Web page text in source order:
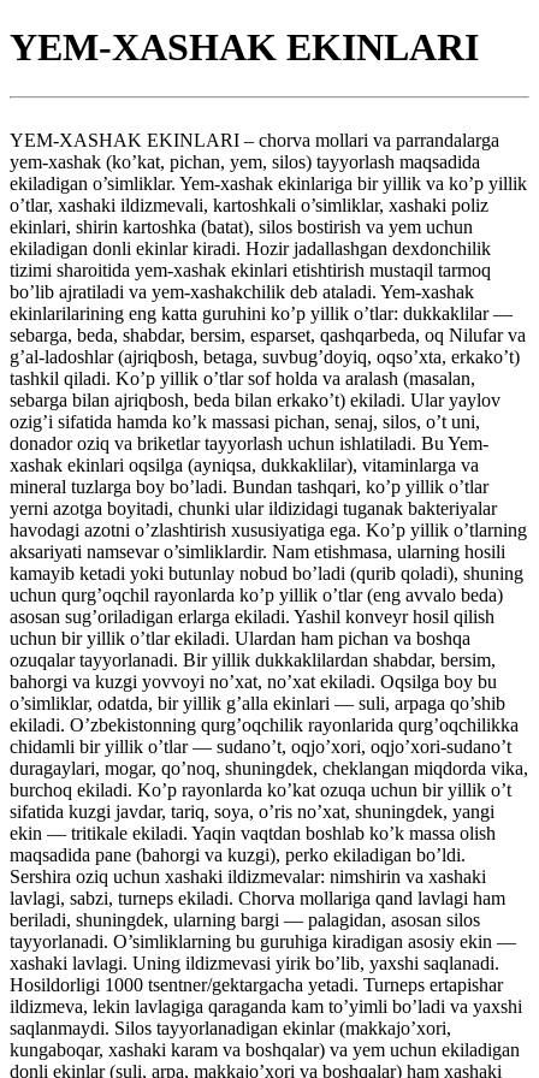
YEM-XASHAK EKINLARI
YEM-XASHAK EKINLARI – chorva mollari va parrandalarga
yem-xashak (ko’kat, pichan, yem, silos) tayyorlash maqsadida
ekiladigan o’simliklar. Yem-xashak ekinlariga bir yillik va ko’p yillik
o’tlar, xashaki ildizmevali, kartoshkali o’simliklar, xashaki poliz
ekinlari, shirin kartoshka (batat), silos bostirish va yem uchun
ekiladigan donli ekinlar kiradi. Hozir jadallashgan dexdonchilik
tizimi sharoitida yem-xashak ekinlari etishtirish mustaqil tarmoq
bo’lib ajratiladi va yem-xashakchilik deb ataladi. Yem-xashak
ekinlarilarining eng katta guruhini ko’p yillik o’tlar: dukkaklilar —
sebarga, beda, shabdar, bersim, esparset, qashqarbeda, oq Nilufar va
g’al-ladoshlar (ajriqbosh, betaga, suvbug’doyiq, oqso’xta, erkako’t)
tashkil qiladi. Ko’p yillik o’tlar sof holda va aralash (masalan,
sebarga bilan ajriqbosh, beda bilan erkako’t) ekiladi. Ular yaylov
ozig’i sifatida hamda ko’k massasi pichan, senaj, silos, o’t uni,
donador oziq va briketlar tayyorlash uchun ishlatiladi. Bu Yem-
xashak ekinlari oqsilga (ayniqsa, dukkaklilar), vitaminlarga va
mineral tuzlarga boy bo’ladi. Bundan tashqari, ko’p yillik o’tlar
yerni azotga boyitadi, chunki ular ildizidagi tuganak bakteriyalar
havodagi azotni o’zlashtirish xususiyatiga ega. Ko’p yillik o’tlarning
aksariyati namsevar o’simliklardir. Nam etishmasa, ularning hosili
kamayib ketadi yoki butunlay nobud bo’ladi (qurib qoladi), shuning
uchun qurg’oqchil rayonlarda ko’p yillik o’tlar (eng avvalo beda)
asosan sug’oriladigan erlarga ekiladi. Yashil konveyr hosil qilish
uchun bir yillik o’tlar ekiladi. Ulardan ham pichan va boshqa
ozuqalar tayyorlanadi. Bir yillik dukkaklilardan shabdar, bersim,
bahorgi va kuzgi yovvoyi no’xat, no’xat ekiladi. Oqsilga boy bu
o’simliklar, odatda, bir yillik g’alla ekinlari — suli, arpaga qo’shib
ekiladi. O’zbekistonning qurg’oqchilik rayonlarida qurg’oqchilikka
chidamli bir yillik o’tlar — sudano’t, oqjo’xori, oqjo’xori-sudano’t
duragaylari, mogar, qo’noq, shuningdek, cheklangan miqdorda vika,
burchoq ekiladi. Ko’p rayonlarda ko’kat ozuqa uchun bir yillik o’t
sifatida kuzgi javdar, tariq, soya, o’ris no’xat, shuningdek, yangi
ekin — tritikale ekiladi. Yaqin vaqtdan boshlab ko’k massa olish
maqsadida pane (bahorgi va kuzgi), perko ekiladigan bo’ldi.
Sershira oziq uchun xashaki ildizmevalar: nimshirin va xashaki
lavlagi, sabzi, turneps ekiladi. Chorva mollariga qand lavlagi ham
beriladi, shuningdek, ularning bargi — palagidan, asosan silos
tayyorlanadi. O’simliklarning bu guruhiga kiradigan asosiy ekin —
xashaki lavlagi. Uning ildizmevasi yirik bo’lib, yaxshi saqlanadi.
Hosildorligi 1000 tsentner/gektargacha yetadi. Turneps ertapishar
ildizmeva, lekin lavlagiga qaraganda kam to’yimli bo’ladi va yaxshi
saqlanmaydi. Silos tayyorlanadigan ekinlar (makkajo’xori,
kungaboqar, xashaki karam va boshqalar) va yem uchun ekiladigan
donli ekinlar (suli, arpa, makkajo’xori va boshqalar) ham xashaki